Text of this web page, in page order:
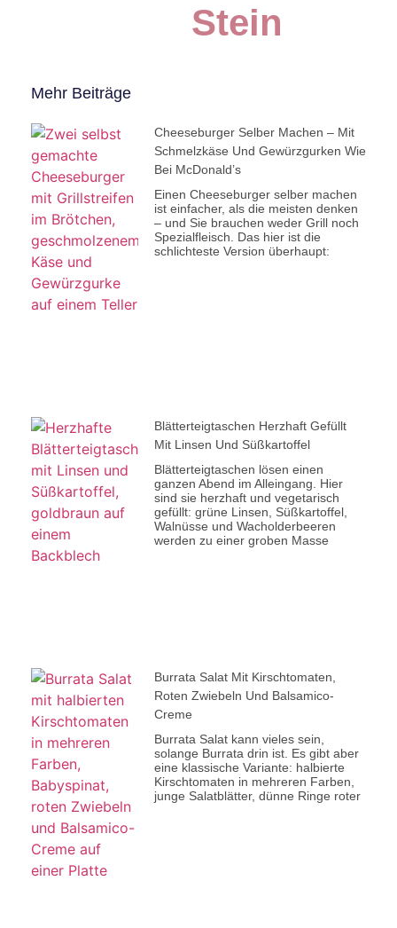
Stein
Mehr Beiträge
Cheeseburger Selber Machen – Mit
Schmelzkäse Und Gewürzgurken Wie
Bei McDonald’s
Einen Cheeseburger selber machen
ist einfacher, als die meisten denken
– und Sie brauchen weder Grill noch
Spezialfleisch. Das hier ist die
schlichteste Version überhaupt:
Blätterteigtaschen Herzhaft Gefüllt
Mit Linsen Und Süßkartoffel
Blätterteigtaschen lösen einen
ganzen Abend im Alleingang. Hier
sind sie herzhaft und vegetarisch
gefüllt: grüne Linsen, Süßkartoffel,
Walnüsse und Wacholderbeeren
werden zu einer groben Masse
Burrata Salat Mit Kirschtomaten,
Roten Zwiebeln Und Balsamico-
Creme
Burrata Salat kann vieles sein,
solange Burrata drin ist. Es gibt aber
eine klassische Variante: halbierte
Kirschtomaten in mehreren Farben,
junge Salatblätter, dünne Ringe roter